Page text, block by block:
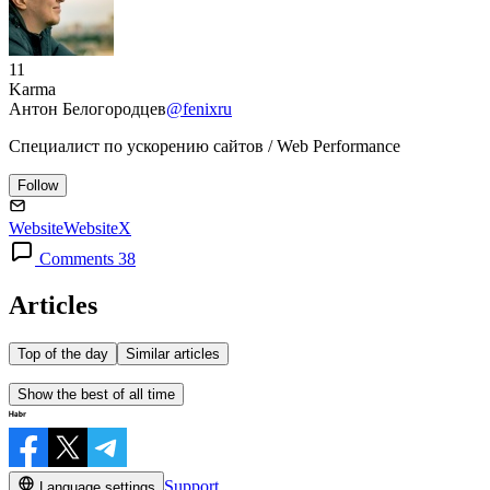
11
Karma
Антон Белогородцев@fenixru
Специалист по ускорению сайтов / Web Performance
Follow
WebsiteWebsiteX
Comments 38
Articles
Top of the day Similar articles
Show the best of all time
Support